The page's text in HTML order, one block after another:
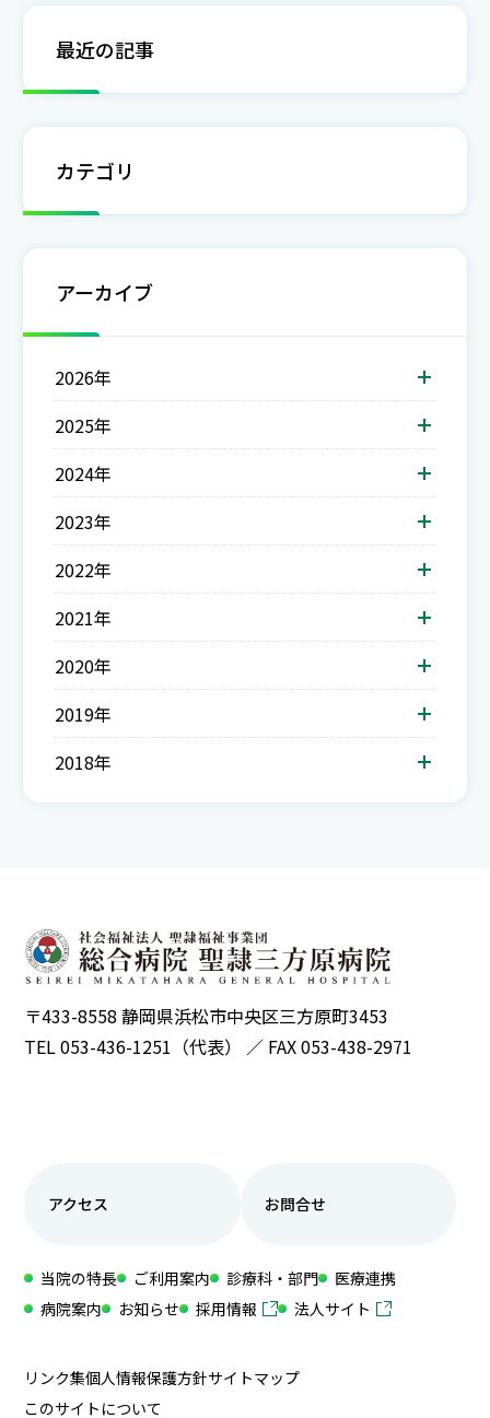
最近の記事
カテゴリ
アーカイブ
2026年
2025年
2024年
2023年
2022年
2021年
2020年
2019年
2018年
〒433-8558 静岡県浜松市中央区三方原町3453
TEL 053-436-1251（代表） ／ FAX 053-438-2971
アクセス お問合せ
当院の特長 ご利用案内 診療科・部門
医療連携
病院案内
お知らせ 採用情報 法人サイト
リンク集個人情報保護方針サイトマップ
このサイトについて